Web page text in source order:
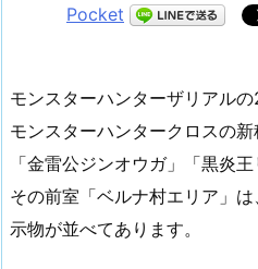
Pocket
モンスターハンターザリアルの
モンスターハンタークロスの
「金雷公ジンオウガ」「黒炎
その前室「ベルナ村エリア」
示物が並べてあります。